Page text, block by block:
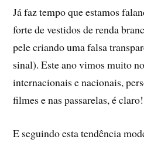
Já faz tempo que estamos
forte de vestidos de renda
pele criando uma falsa
sinal). Este ano vimos muito
internacionais e nacionais,
filmes e nas passarelas, é claro!
E seguindo esta tendência